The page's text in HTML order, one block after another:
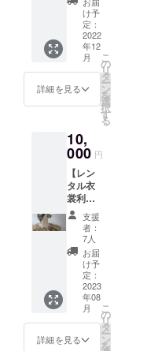
のサイ
ズは横
9cm×縦
12.5cm
です。
送りさ
せてい
ただき
ます。
・お礼
のメッ
セージ
させて
いただ
きま
す。 ☆
お届け
予定：
・カタ
ログは
2023年
1月中に
ご指定
の住所
へお送
りする
予定で
メール
ケット
は１枚
１回限
り、無
期限で
使用で
きま
容： ・
6,000円
でレン
タル衣
裳が利
用でき
るチ
ケット
を郵送
いたし
ます。
・お礼
のメッ
セージ
をメー
ルにて
お送り
レンタ
ル衣裳
チケッ
トを使
えるの
が来年
の8月か
らでは
間に合
という
方！
チュ
チュ工
房ペア
テの
11,000
円以下
のレン
タル衣
裳を、
2023年
1月から
6,500円
でレン
タルで
きるチ
け予
定：
2022
年12
月
詳細を見る
こ
の
リ
タ
ー
ン
を
選
択
す
る
10,
000 円
【レン
タル衣
裳利用
チケッ
ト】
チュ
チュ工
房ペア
テの
10,000
円以上
のレン
タル衣
裳を、
支援
者：
7人
お届
け予
定：
2023
年08
月
詳細を見る
こ
の
リ
タ
ー
ン
を